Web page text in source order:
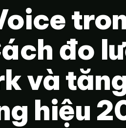
đo
và
hiệu